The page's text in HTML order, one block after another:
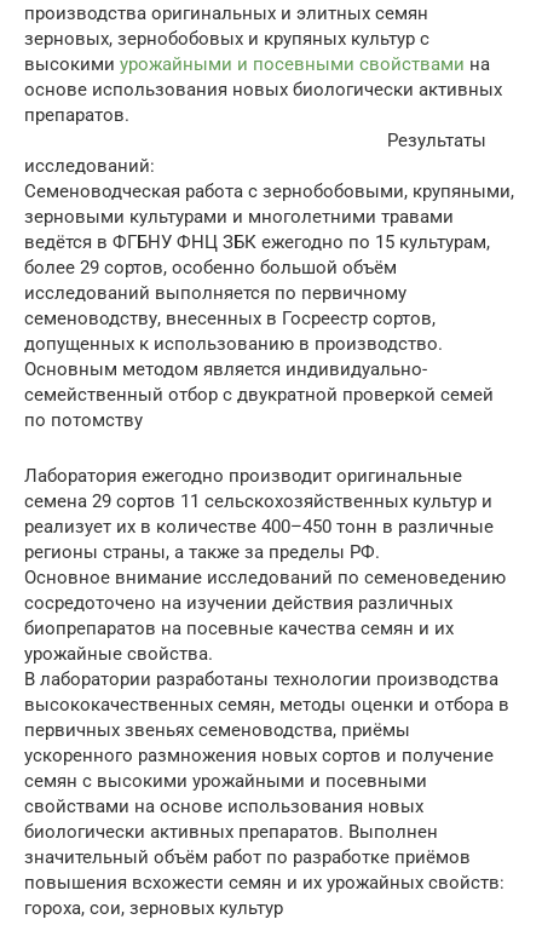
производства оригинальных и элитных семян
зерновых, зернобобовых и крупяных культур с
высокими урожайными и посевными свойствами на
основе использования новых биологически активных
препаратов.
Результаты
исследований:
Семеноводческая работа с зернобобовыми, крупяными,
зерновыми культурами и многолетними травами
ведётся в ФГБНУ ФНЦ ЗБК ежегодно по 15 культурам,
более 29 сортов, особенно большой объём
исследований выполняется по первичному
семеноводству, внесенных в Госреестр сортов,
допущенных к использованию в производство.
Основным методом является индивидуально-
семейственный отбор с двукратной проверкой семей
по потомству
Лаборатория ежегодно производит оригинальные
семена 29 сортов 11 сельскохозяйственных культур и
реализует их в количестве 400–450 тонн в различные
регионы страны, а также за пределы РФ.
Основное внимание исследований по семеноведению
сосредоточено на изучении действия различных
биопрепаратов на посевные качества семян и их
урожайные свойства.
В лаборатории разработаны технологии производства
высококачественных семян, методы оценки и отбора в
первичных звеньях семеноводства, приёмы
ускоренного размножения новых сортов и получение
семян с высокими урожайными и посевными
свойствами на основе использования новых
биологически активных препаратов. Выполнен
значительный объём работ по разработке приёмов
повышения всхожести семян и их урожайных свойств:
гороха, сои, зерновых культур